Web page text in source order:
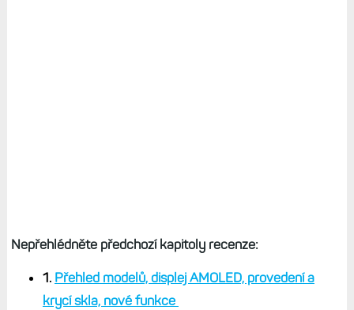
Nepřehlédněte předchozí kapitoly recenze:
1. Přehled modelů, displej AMOLED, provedení a
krycí skla, nové funkce